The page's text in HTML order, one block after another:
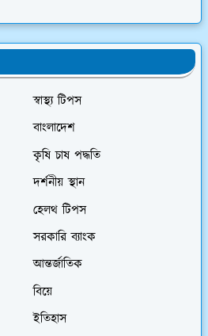
স্বাস্থ্য টিপস
বাংলাদেশ
কৃষি চাষ পদ্ধতি
দর্শনীয় স্থান
হেলথ টিপস
সরকারি ব্যাংক
আন্তর্জাতিক
বিয়ে
ইতিহাস